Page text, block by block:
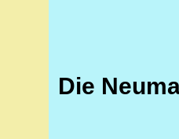
Die